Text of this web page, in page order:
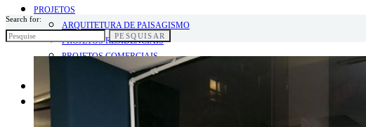
PROJETOS
ARQUITETURA DE PAISAGISMO
PROJETOS RESIDENCIAIS
PROJETOS COMERCIAIS
PROJETOS INFANTIS
COLUNISTAS
PERFIS CRIATIVOS POR LÚCIA GUROVITZ
Search for:
PESQUISAR